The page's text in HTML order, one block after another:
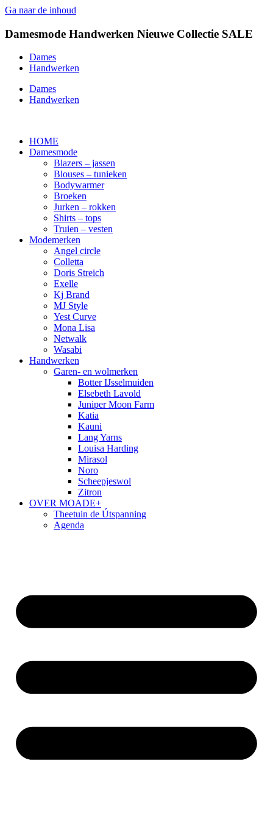
Ga naar de inhoud
Damesmode Handwerken Nieuwe Collectie SALE
Dames
Handwerken
Dames
Handwerken
HOME
Damesmode
Blazers – jassen
Blouses – tunieken
Bodywarmer
Broeken
Jurken – rokken
Shirts – tops
Truien – vesten
Modemerken
Angel circle
Colletta
Doris Streich
Exelle
Kj Brand
MJ Style
Yest Curve
Mona Lisa
Netwalk
Wasabi
Handwerken
Garen- en wolmerken
Botter IJsselmuiden
Elsebeth Lavold
Juniper Moon Farm
Katia
Kauni
Lang Yarns
Louisa Harding
Mirasol
Noro
Scheepjeswol
Zitron
OVER MOADE+
Theetuin de Útspanning
Agenda